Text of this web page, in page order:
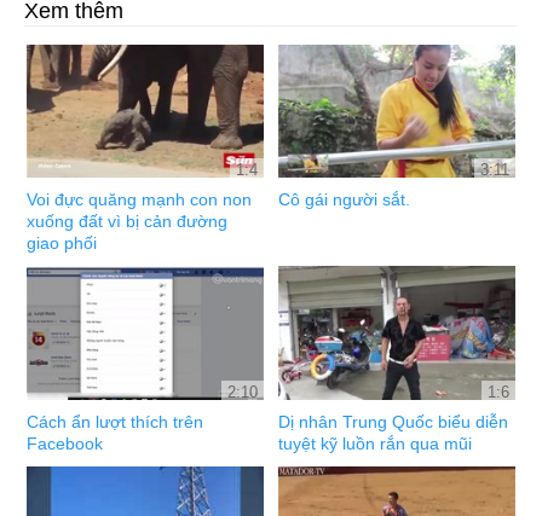
Xem thêm
1:4
Voi đực quăng mạnh con non
xuống đất vì bị cản đường
giao phối
3:11
Cô gái người sắt.
2:10
Cách ẩn lượt thích trên
Facebook
1:6
Dị nhân Trung Quốc biểu diễn
tuyệt kỹ luồn rắn qua mũi